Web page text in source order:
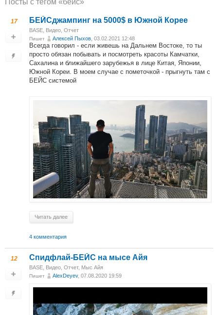
Посты c тегом «бейс»
17 БЕЙСджампинг на 5000$ в Южной Корее
BASE Видео Отчет
Пишет Алексей Пыхов , 03.02.2021 12:48
Всегда говорил - если живешь на Дальнем Востоке, то ты
просто обязан побывать и посмотреть красоты Камчатки,
Сахалина и ближайшего зарубежья в лице Китая, Японии,
Южной Кореи. В моем случае с пометочкой - прыгнуть там с
БЕЙС системой
Читать далее
4 комментария
12 Спидфлай-БЕЙС на мысе Айя
BASE Видео Отчет, Мыс Айя
Пишет AlexDeyev, 07.08.2020 19:59